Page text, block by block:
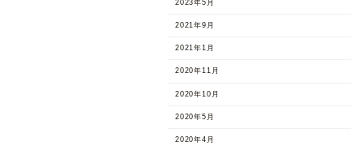
2023年5月
2021年9月
2021年1月
2020年11月
2020年10月
2020年5月
2020年4月